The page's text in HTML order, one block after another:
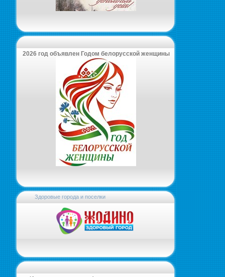
2026 год объявлен Годом белорусской женщины
Здоровые города и поселки